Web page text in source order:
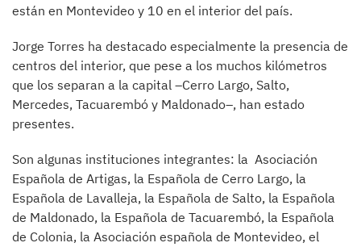
están en Montevideo y 10 en el interior del país.
Jorge Torres ha destacado especialmente la presencia de
centros del interior, que pese a los muchos kilómetros
que los separan a la capital –Cerro Largo, Salto,
Mercedes, Tacuarembó y Maldonado–, han estado
presentes.
Son algunas instituciones integrantes: la Asociación
Española de Artigas, la Española de Cerro Largo, la
Española de Lavalleja, la Española de Salto, la Española
de Maldonado, la Española de Tacuarembó, la Española
de Colonia, la Asociación española de Montevideo, el